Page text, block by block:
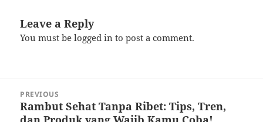
Leave a Reply
You must belogged in to post a comment.
navigation
PREVIOUS
Previous
Rambut Sehat Tanpa Ribet: Tips, Tren,